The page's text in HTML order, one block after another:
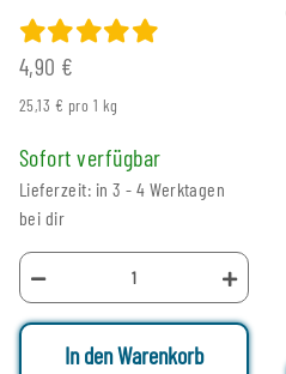
4,90 €
25,13 € pro 1 kg
Sofort verfügbar
Lieferzeit: in 3 - 4 Werktagen
bei dir
In den Warenkorb